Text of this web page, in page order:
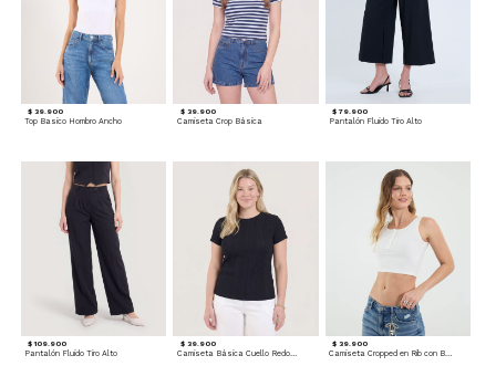
$ 39.900
Top Basico Hombro Ancho
$ 39.900
Camiseta Crop Básica
$ 79.900
Pantalón Fluido Tiro Alto
$ 109.900
Pantalón Fluido Tiro Alto
$ 39.900
Camiseta Básica Cuello Redondo
$ 39.900
Camiseta Cropped en Rib con Botones